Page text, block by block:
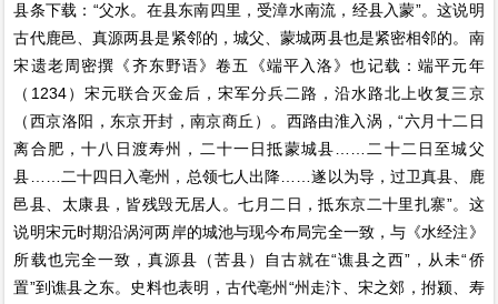
县条下载：“父水。在县东南四里，受漳水南流，经县入蒙”。这说明
古代鹿邑、真源两县是紧邻的，城父、蒙城两县也是紧密相邻的。南
宋遗老周密撰《齐东野语》卷五《端平入洛》也记载：端平元年
（1234）宋元联合灭金后，宋军分兵二路，沿水路北上收复三京
（西京洛阳，东京开封，南京商丘）。西路由淮入涡，“六月十二日
离合肥，十八日渡寿州，二十一日抵蒙城县……二十二日至城父
县……二十四日入亳州，总领七人出降……遂以为导，过卫真县、鹿
邑县、太康县，皆残毁无居人。七月二日，抵东京二十里扎寨”。这
说明宋元时期沿涡河两岸的城池与现今布局完全一致，与《水经注》
所载也完全一致，真源县（苦县）自古就在“谯县之西”，从未“侨
置”到谯县之东。史料也表明，古代亳州“州走汴、宋之郊，拊颍、寿